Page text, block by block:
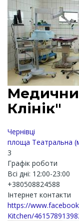
Клінік"
Чернівці
площа Театральна
3
Графік роботи
Всі дні: 12:00-23:00
+380508824588
Інтернет контакти
https://
Kitchen/